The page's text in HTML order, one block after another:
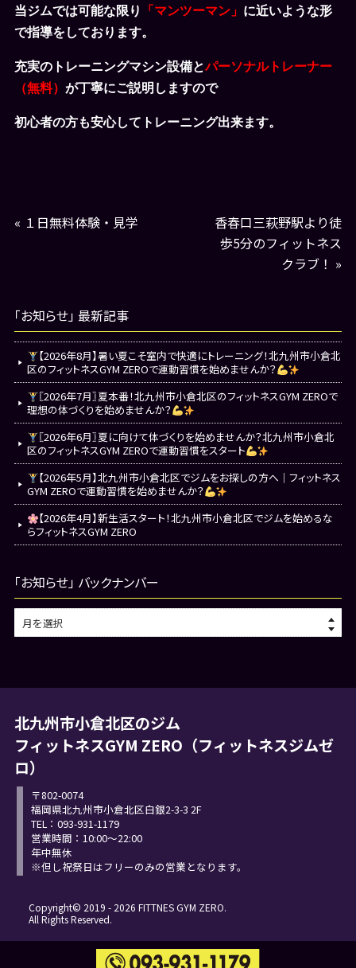
当ジムでは可能な限り 「マンツーマン」 に近いような形
で指導をしております。
充実のトレーニングマシン設備とパーソナルトレーナー
（無料） が丁寧にご説明しますので
初心者の方も安心してトレーニング出来ます。
« １日無料体験・見学
香春口三萩野駅より徒
歩5分のフィットネス
クラブ！ »
「お知らせ」 最新記事
【2026年8月】暑い夏こそ室内で快適にトレーニング！北九州市小倉北
区のフィットネスGYM ZEROで運動習慣を始めませんか？
〖2026年7月〗夏本番！北九州市小倉北区のフィットネスGYM ZEROで
理想の体づくりを始めませんか？
〖2026年6月〗夏に向けて体づくりを始めませんか？北九州市小倉北
区のフィットネスGYM ZEROで運動習慣をスタート
【2026年5月】北九州市小倉北区でジムをお探しの方へ｜フィットネス
GYM ZEROで運動習慣を始めませんか？
【2026年4月】新生活スタート！北九州市小倉北区でジムを始めるな
らフィットネスGYM ZERO
「お知らせ」 バックナンバー
北九州市小倉北区のジム
フィットネスGYM ZERO（フィットネスジムゼ
ロ）
〒802-0074
福岡県北九州市小倉北区白銀2-3-3 2F
TEL： 093-931-1179
営業時間：10:00～22:00
年中無休
※但し祝祭日はフリーのみの営業となります。
Copyright© 2019 - 2026 FITTNES GYM ZERO.
All Rights Reserved.